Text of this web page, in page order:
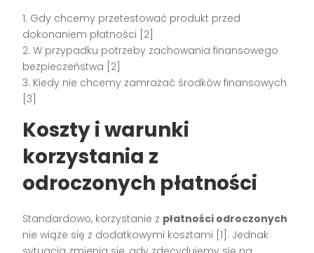
1. Gdy chcemy przetestować produkt przed
dokonaniem płatności [2]
2. W przypadku potrzeby zachowania finansowego
bezpieczeństwa [2]
3. Kiedy nie chcemy zamrażać środków finansowych
[3]
Koszty i warunki
korzystania z
odroczonych płatności
Standardowo, korzystanie z płatności odroczonych
nie wiąże się z dodatkowymi kosztami [1]. Jednak